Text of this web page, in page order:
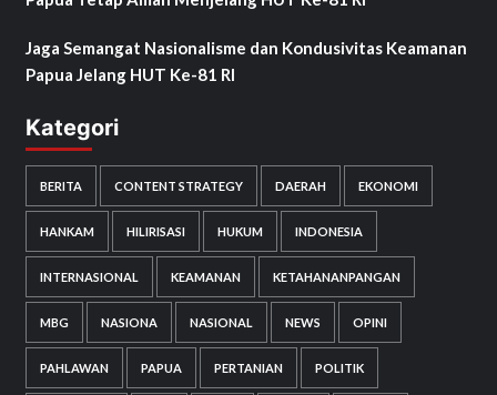
Jaga Semangat Nasionalisme dan Kondusivitas Keamanan
Papua Jelang HUT Ke-81 RI
Kategori
BERITA CONTENT STRATEGY DAERAH EKONOMI
HANKAM HILIRISASI HUKUM INDONESIA
INTERNASIONAL KEAMANAN KETAHANANPANGAN
MBG NASIONA NASIONAL NEWS OPINI
PAHLAWAN PAPUA PERTANIAN POLITIK